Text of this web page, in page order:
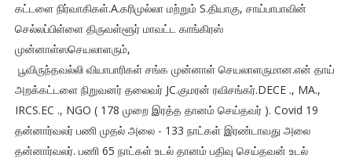
கட்டளை நிர்வாகிகள்.A.கரிமுல்லா மற்றும் S.தியாகு, சாய்பாபாவின்
செல்லப்பிள்ளை திருவள்ளூர் மாவட்ட காங்கிரஸ்
முன்னாள்ஸசெயலாளரும்‌,
பூவிருந்தவல்லி வியாபாரிகள் சங்க முன்னாள் செயலாளருமான.என் தாய்
அறக்கட்டளை நிறுவனர் தலைவர் JC.குமரன் ரவிசங்கர்.DECE ., MA.,
IRCS.EC ., NGO ( 178 முறை இரத்த தானம் செய்தவர் ). Covid 19
தன்னார்வலர் பணி முதல் அலை - 133 நாட்கள் இரண்டாவது அலை
தன்னார்வலர். பணி‌ 65 நாட்கள் உடல் தானம் பதிவு செய்தவன் உடல்